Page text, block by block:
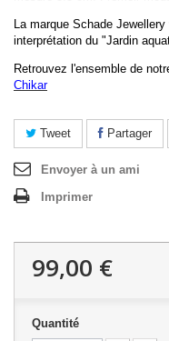
La marque Schade
interprétation du "Jardin
Retrouvez l'ensemble de
Chikar
Tweet Partager
Envoyer à un ami
Imprimer
99,00 €
Quantité